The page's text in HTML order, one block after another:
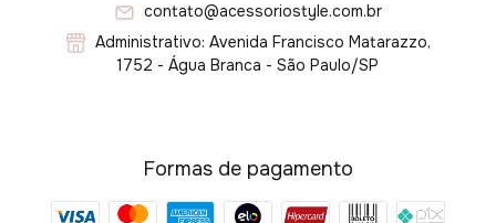
contato@acessoriostyle.com.br
Administrativo: Avenida Francisco Matarazzo,
1752 - Água Branca - São Paulo/SP
Formas de pagamento